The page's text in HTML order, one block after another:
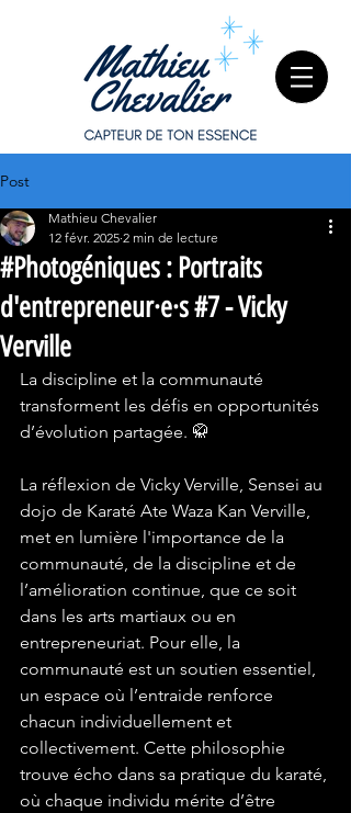
Post
#Photogéniques : Portraits
d'entrepreneur·e·s #7 - Vicky
Verville
Mathieu Chevalier
12 févr. 2025 2 min de lecture
La discipline et la communauté
transforment les défis en opportunités
d’évolution partagée. 🥋
La réflexion de Vicky Verville, Sensei au
dojo de Karaté Ate Waza Kan Verville,
met en lumière l'importance de la
communauté, de la discipline et de
l’amélioration continue, que ce soit
dans les arts martiaux ou en
entrepreneuriat. Pour elle, la
communauté est un soutien essentiel,
un espace où l’entraide renforce
chacun individuellement et
collectivement. Cette philosophie
trouve écho dans sa pratique du karaté,
où chaque individu mérite d’être